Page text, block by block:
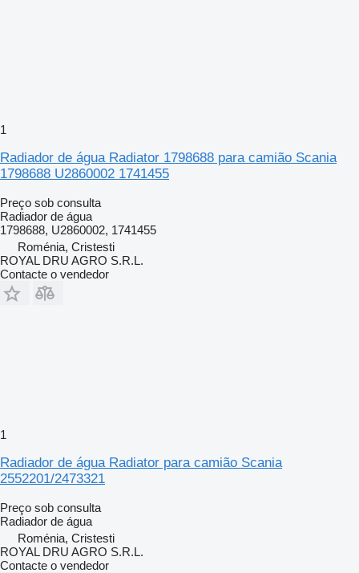
1
Radiador de água Radiator 1798688 para camião Scania
1798688 U2860002 1741455
Preço sob consulta
Radiador de água
1798688, U2860002, 1741455
Roménia, Cristesti
ROYAL DRU AGRO S.R.L.
Contacte o vendedor
1
Radiador de água Radiator para camião Scania
2552201/2473321
Preço sob consulta
Radiador de água
Roménia, Cristesti
ROYAL DRU AGRO S.R.L.
Contacte o vendedor